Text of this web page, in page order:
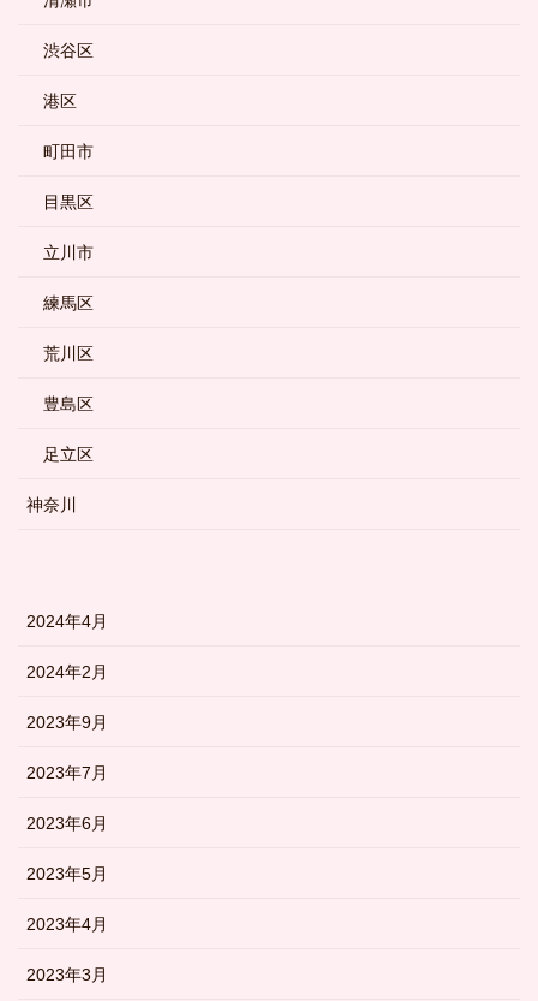
渋谷区
港区
町田市
目黒区
立川市
練馬区
荒川区
豊島区
足立区
神奈川
2024年4月
2024年2月
2023年9月
2023年7月
2023年6月
2023年5月
2023年4月
2023年3月